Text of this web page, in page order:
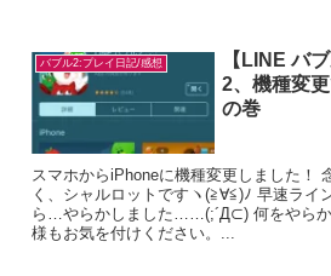
バブル2:プレイ日記/感想
【LINE バ
2、機種変
の巻
スマホからiPhoneに機種変更しました！
く、シャルロットですヽ(≧∀≦)ﾉ 早速ライ
ら…やらかしました……(;´Д⊂) 何をやら
様もお気を付けください。...